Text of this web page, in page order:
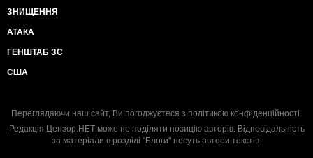
ЗНИЩЕННЯ
АТАКА
ГЕНШТАБ ЗС
США
Переглядаючи наш сайт, Ви погоджуєтеся з політикою конфіденційності.
Редакція Цензор.НЕТ може не поділяти позицію авторів. Відповідальність
за матеріали в розділі "Блоги" несуть автори текстів.